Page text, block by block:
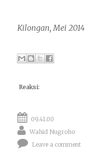
Kilongan, Mei 2014
Reaksi:
09.41.00
Wahid Nugroho
Leave a comment